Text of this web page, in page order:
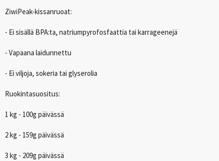
ZiwiPeak-kissanruoat:
- Ei sisällä BPA:ta, natriumpyrofosfaattia tai karrageenejä
- Vapaana laidunnettu
- Ei viljoja, sokeria tai glyserolia
Ruokintasuositus:
1 kg - 100g päivässä
2 kg - 159g päivässä
3 kg - 209g päivässä